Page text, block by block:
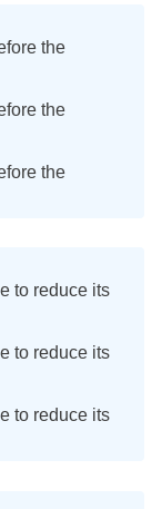
the
the
the
to reduce its
to reduce its
to reduce its